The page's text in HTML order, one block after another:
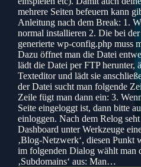
mehrere Seiten befeuern kann
Anleitung nach dem Break: 1.
normal installieren 2. Die bei
generierte wp-config.php muss
Dazu öffnet man die Datei
lädt die Datei per FTP herunter,
Texteditor und lädt sie
der Datei sucht man folgende
Zeile fügt man dann ein: 3.
Seite eingeloggt ist, dann bitte
einloggen. Nach dem Relog
Dashboard unter Werkzeuge
‚Blog-Netzwerk‘, diesen Punkt
im folgenden Dialog wählt man
‚Subdomains‘ aus: Man…